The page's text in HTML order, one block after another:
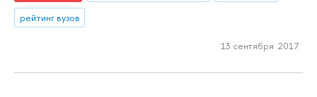
рейтинг вузов
13 сентября 2017